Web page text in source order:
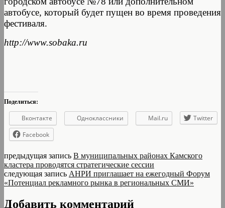
автобусе, который будет пущен во время проведения
фестиваля.
http://www.sobaka.ru
Поделиться:
Вконтакте Одноклассники Mail.ru
Twitter
Facebook
предыдущая запись В муниципальных районах Камского
кластера проводятся стратегические сессии
следующая запись АНРИ приглашает на ежегодный Форум
«Потенциал рекламного рынка в региональных СМИ»
Добавить комментарий